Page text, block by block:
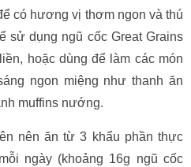
có hương vị thơm ngon và thú
sử dụng ngũ cốc Great Grains
hoặc dùng để làm các món
ngon miệng như thanh ăn
muffins nướng.
nên ăn từ 3 khẩu phần thực
ngày (khoảng 16g ngũ cốc